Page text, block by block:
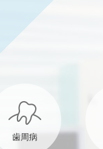
歯周病